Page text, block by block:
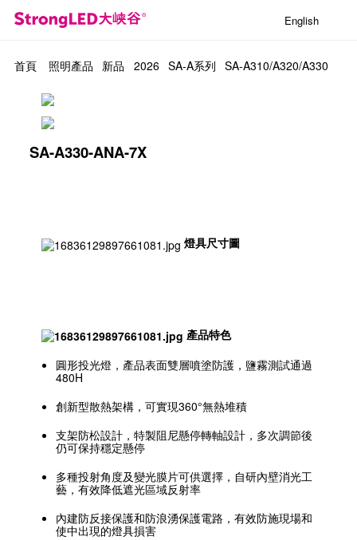
English
首頁 照明產品 新品 2026 SA-A系列 SA-A310/A320/A330
SA-A330-ANA-7X
燈具尺寸圖
產品特色
圓形投光燈，產品表面雙層噴塗防護，鹽霧測試通過
480H
創新型散熱架構，可實現360°無熱堆積
支架防松設計，特製阻尼懸停轉軸設計，多次調節後
仍可保持穩定懸停
多種投射角度及變光膜片可供選擇，自研內壁消光工
藝，有效降低遮光區域反射率
內建防反接保護和防浪湧保護電路，有效防施現場和
使中出現的燈具損害